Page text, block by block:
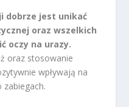
dobrze jest unikać
oraz wszelkich
oczy na urazy.
oraz stosowanie
wpływają na
zabiegach.